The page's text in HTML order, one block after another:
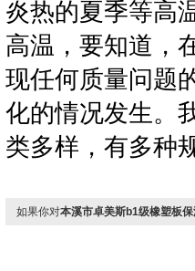
炎热的夏季等高
高温，要知道，
现任何质量问题
化的情况发生。
类多样，有多种
如果你对本溪市卓美斯b1级橡塑板